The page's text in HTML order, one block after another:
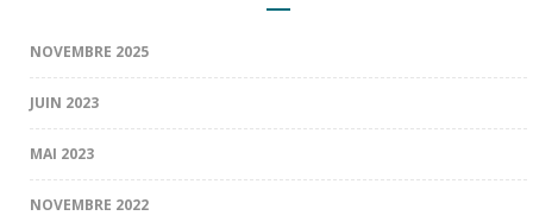
NOVEMBRE 2025
JUIN 2023
MAI 2023
NOVEMBRE 2022